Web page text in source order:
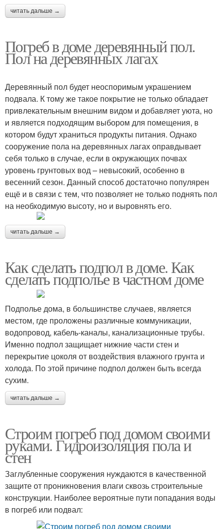
читать дальше →
Погреб в доме деревянный пол.
Пол на деревянных лагах
Деревянный пол будет неоспоримым украшением
подвала. К тому же такое покрытие не только обладает
привлекательным внешним видом и добавляет уюта, но
и является подходящим выбором для помещения, в
котором будут храниться продукты питания. Однако
сооружение пола на деревянных лагах оправдывает
себя только в случае, если в окружающих почвах
уровень грунтовых вод – невысокий, особенно в
весенний сезон. Данный способ достаточно популярен
ещё и в связи с тем, что позволяет не только поднять пол
на необходимую высоту, но и выровнять его.
читать дальше →
Как сделать подпол в доме. Как
сделать подполье в частном доме
Подполье дома, в большинстве случаев, является
местом, где проложены различные коммуникации,
водопровод, кабель-каналы, канализационные трубы.
Именно подпол защищает нижние части стен и
перекрытие цоколя от воздействия влажного грунта и
холода. По этой причине подпол должен быть всегда
сухим.
читать дальше →
Строим погреб под домом своими
руками. Гидроизоляция пола и
стен
Заглубленные сооружения нуждаются в качественной
защите от проникновения влаги сквозь строительные
конструкции. Наиболее вероятные пути попадания воды
в погреб или подвал: